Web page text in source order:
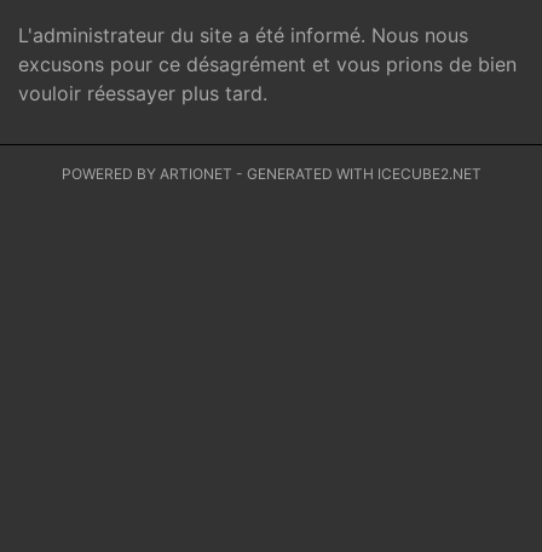
L'administrateur du site a été informé. Nous nous
excusons pour ce désagrément et vous prions de bien
vouloir réessayer plus tard.
POWERED BY ARTIONET - GENERATED WITH ICECUBE2.NET